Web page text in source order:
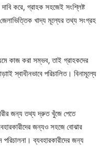
করে, গ্রাহক সহজেই সংশ্লিষ্ট
খাদ্য মূল্যের তথ্য সংগ্রহ
কাজ করা সম্ভব, তাই গ্রাহকদের
স্বাধীনভাবে পরিচালিত। বিনামূল্যে
জন্য তথ্য দ্রুত খুঁজে পেতে
জন্যও সহজে বোঝার
ব্যবহারকারীদের জন্য